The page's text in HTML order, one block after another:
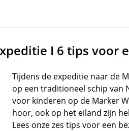
I 6 tips voor
Tijdens de expeditie naar de
op een traditioneel schip van
voor kinderen op de Marker
hoor, ook op het eiland zijn
Lees onze zes tips voor een